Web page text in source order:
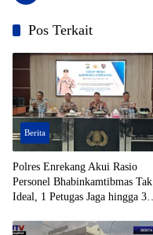
Pos Terkait
Berita
Polres Enrekang Akui Rasio
Personel Bhabinkamtibmas Tak
Ideal, 1 Petugas Jaga hingga 3